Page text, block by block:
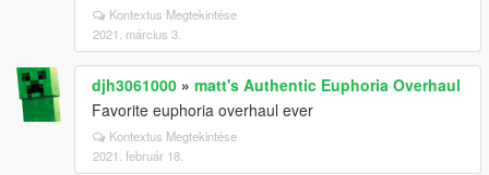
Kontextus Megtekintése
2021. március 3.
djh3061000 » matt's Authentic Euphoria Overhaul
Favorite euphoria overhaul ever
Kontextus Megtekintése
2021. február 18.